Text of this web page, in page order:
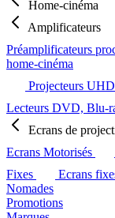
Home-cinéma
Amplificateurs
Préamplificateurs
home-cinéma
Projecteurs
Lecteurs DVD, Blu-
Ecrans de
Ecrans Motorisés
Fixes
Ecrans
Nomades
Promotions